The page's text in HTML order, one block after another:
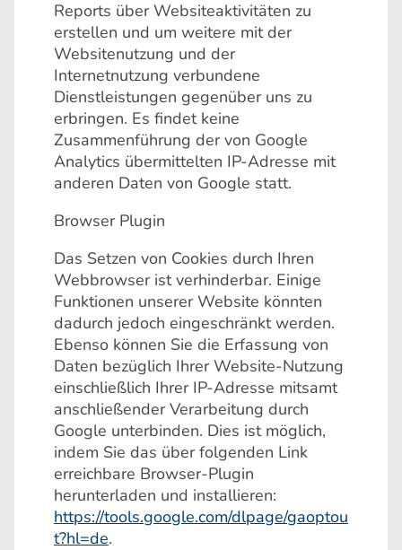
Reports über Websiteaktivitäten zu
erstellen und um weitere mit der
Websitenutzung und der
Internetnutzung verbundene
Dienstleistungen gegenüber uns zu
erbringen. Es findet keine
Zusammenführung der von Google
Analytics übermittelten IP-Adresse mit
anderen Daten von Google statt.
Browser Plugin
Das Setzen von Cookies durch Ihren
Webbrowser ist verhinderbar. Einige
Funktionen unserer Website könnten
dadurch jedoch eingeschränkt werden.
Ebenso können Sie die Erfassung von
Daten bezüglich Ihrer Website-Nutzung
einschließlich Ihrer IP-Adresse mitsamt
anschließender Verarbeitung durch
Google unterbinden. Dies ist möglich,
indem Sie das über folgenden Link
erreichbare Browser-Plugin
herunterladen und installieren:
https://tools.google.com/dlpage/gaoptou
t?hl=de.